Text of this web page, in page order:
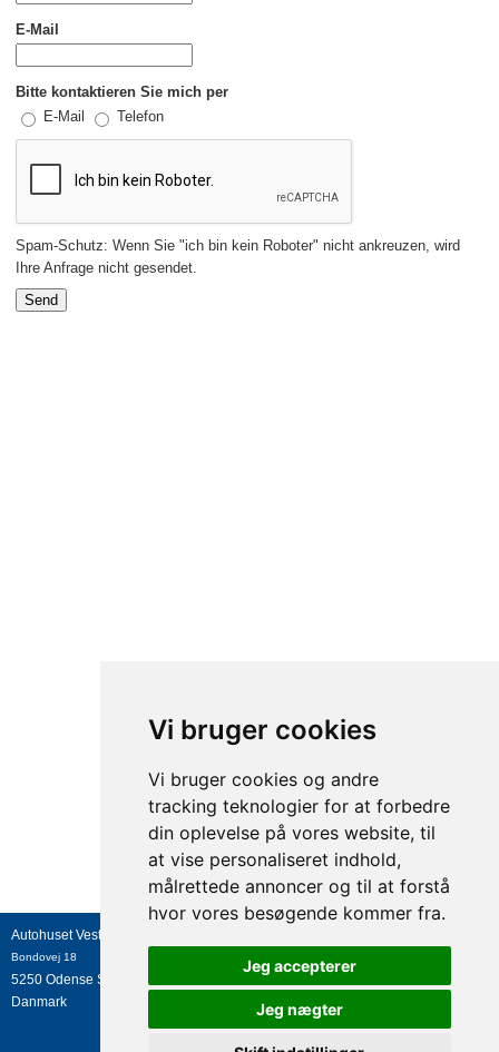
Vi bruger cookies
Vi bruger cookies og andre
tracking teknologier for at forbedre
din oplevelse på vores website, til
at vise personaliseret indhold,
målrettede annoncer og til at forstå
hvor vores besøgende kommer fra.
Jeg accepterer
Jeg nægter
E-Mail
Bitte kontaktieren Sie mich per
E-Mail
Telefon
Spam-Schutz: Wenn Sie "ich bin kein Roboter" nicht ankreuzen, wird
Ihre Anfrage nicht gesendet.
Autohuset Vestergaard A/S
Bondovej 18
5250 Odense SV
Danmark